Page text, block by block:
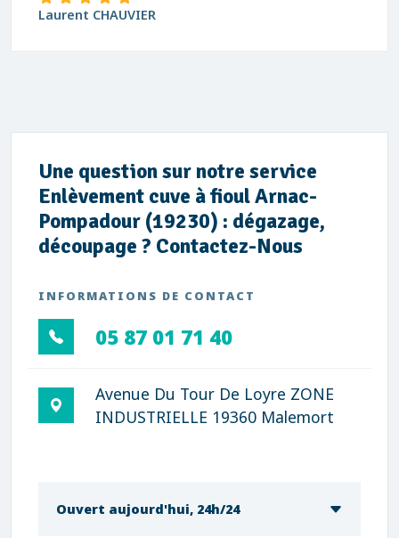
Laurent CHAUVIER
Une question sur notre service
Enlèvement cuve à fioul Arnac-
Pompadour (19230) : dégazage,
découpage ? Contactez-Nous
INFORMATIONS DE CONTACT
05 87 01 71 40
Avenue Du Tour De Loyre ZONE
INDUSTRIELLE 19360 Malemort
Ouvert aujourd'hui, 24h/24